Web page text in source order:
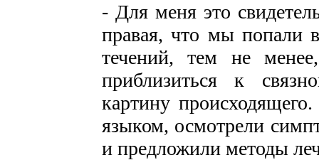
- Для меня это
правая, что мы попали
течений, тем не
приблизиться к
картину
языком, осмотрели
и предложили методы